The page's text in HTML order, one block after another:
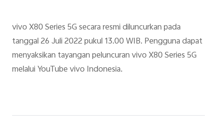
vivo X80 Series 5G secara resmi diluncurkan pada
tanggal 26 Juli 2022 pukul 13.00 WIB. Pengguna dapat
menyaksikan tayangan peluncuran vivo X80 Series 5G
melalui YouTube vivo Indonesia.